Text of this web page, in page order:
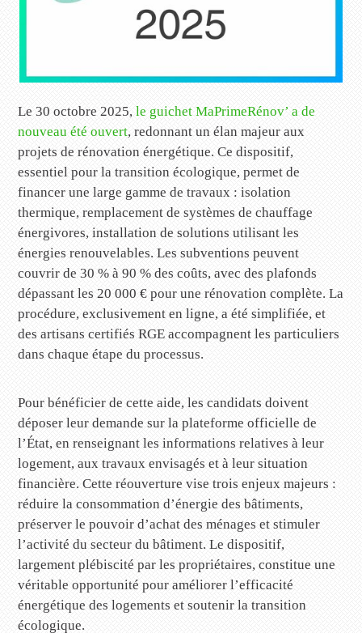
Le 30 octobre 2025,le guichet MaPrimeRénov’ a de
nouveau été ouvert, redonnant un élan majeur aux
projets de rénovation énergétique. Ce dispositif,
essentiel pour la transition écologique, permet de
financer une large gamme de travaux : isolation
thermique, remplacement de systèmes de chauffage
énergivores, installation de solutions utilisant les
énergies renouvelables. Les subventions peuvent
couvrir de 30 % à 90 % des coûts, avec des plafonds
dépassant les 20 000 € pour une rénovation complète. La
procédure, exclusivement en ligne, a été simplifiée, et
des artisans certifiés RGE accompagnent les particuliers
dans chaque étape du processus.
Pour bénéficier de cette aide, les candidats doivent
déposer leur demande sur la plateforme officielle de
l’État, en renseignant les informations relatives à leur
logement, aux travaux envisagés et à leur situation
financière. Cette réouverture vise trois enjeux majeurs :
réduire la consommation d’énergie des bâtiments,
préserver le pouvoir d’achat des ménages et stimuler
l’activité du secteur du bâtiment. Le dispositif,
largement plébiscité par les propriétaires, constitue une
véritable opportunité pour améliorer l’efficacité
énergétique des logements et soutenir la transition
écologique.